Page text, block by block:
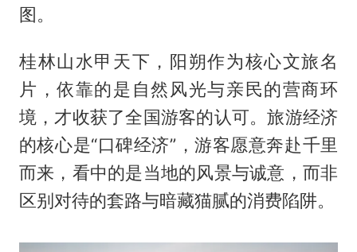
图。
桂林山水甲天下，阳朔作为核心文旅名
片，依靠的是自然风光与亲民的营商环
境，才收获了全国游客的认可。旅游经济
的核心是“口碑经济”，游客愿意奔赴千里
而来，看中的是当地的风景与诚意，而非
区别对待的套路与暗藏猫腻的消费陷阱。